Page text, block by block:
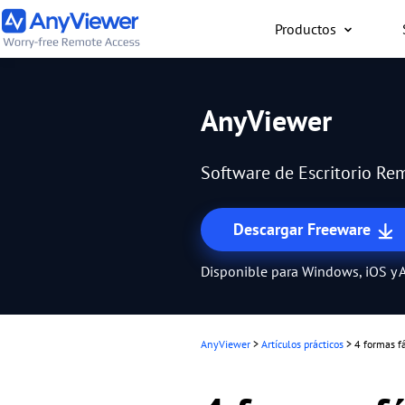
Productos
Mac o un teléfono
AnyViewer
Software de Escritorio
Descargar Freeware
Disponible para Windows, iOS y
AnyViewer > Artículos prácticos > 4 formas